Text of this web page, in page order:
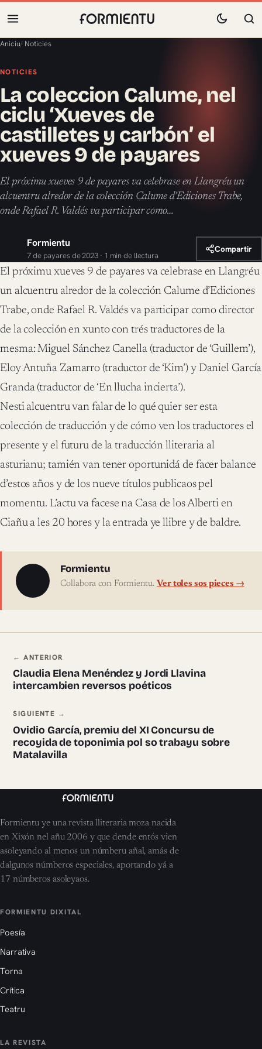
Aniciu/ Noticies
NOTICIES
La coleccion Calume, nel
ciclu ‘Xueves de
castilletes y carbón’ el
xueves 9 de payares
El próximu xueves 9 de payares va celebrase en Llangréu un
alcuentru alredor de la colección Calume d’Ediciones Trabe,
onde Rafael R. Valdés va participar como…
Formientu
7 de payares de 2023 · 1 min de llectura
Compartir
El próximu xueves 9 de payares va celebrase en Llangréu
un alcuentru alredor de la colección Calume d’Ediciones
Trabe, onde Rafael R. Valdés va participar como director
de la colección en xunto con trés traductores de la
mesma: Miguel Sánchez Canella (traductor de ‘Guillem’),
Eloy Antuña Zamarro (traductor de ‘Kim’) y Daniel García
Granda (traductor de ‘En llucha incierta’).
Nesti alcuentru van falar de lo qué quier ser esta
colección de traducción y de cómo ven los traductores el
presente y el futuru de la traducción lliteraria al
asturianu; tamién van tener oportunidá de facer balance
d’estos años y de los nueve títulos publicaos pel
momentu. L’actu va facese na Casa de los Alberti en
Ciañu a les 20 hores y la entrada ye llibre y de baldre.
Sobre l'autor
Formientu
Collabora con Formientu. Ver toles sos pieces →
Navegación ente pieces
← ANTERIOR
Claudia Elena Menéndez y Jordi Llavina
intercambien reversos poéticos
SIGUIENTE →
Ovidio García, premiu del XI Concursu de
recoyida de toponimia pol so trabayu sobre
Matalavilla
Formientu ye una revista lliteraria moza nacida
en Xixón nel añu 2006 y que dende entós vien
asoleyando al menos un númberu añal, amás de
dalgunos númberos especiales, aportando yá a
17 númberos asoleyaos.
FORMIENTU DIXITAL
Poesía
Narrativa
Torna
Crítica
Teatru
LA REVISTA